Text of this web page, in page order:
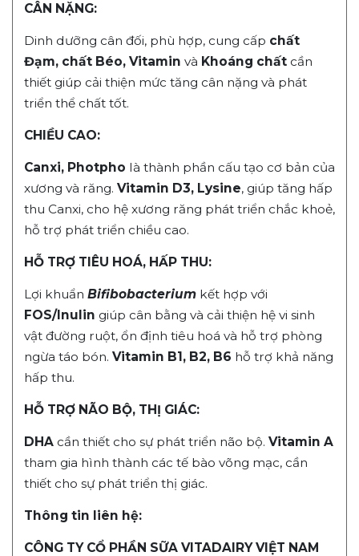
CÂN NẶNG:
Dinh dưỡng cân đối, phù hợp, cung cấp chất
Đạm, chất Béo, Vitamin và Khoáng chất cần
thiết giúp cải thiện mức tăng cân nặng và phát
triển thể chất tốt.
CHIỀU CAO:
Canxi, Photpho là thành phần cấu tạo cơ bản của
xương và răng. Vitamin D3, Lysine, giúp tăng hấp
thu Canxi, cho hệ xương răng phát triển chắc khoẻ,
hỗ trợ phát triển chiều cao.
HỖ TRỢ TIÊU HOÁ, HẤP THU:
Lợi khuẩn Bifibobacterium kết hợp với
FOS/Inulin giúp cân bằng và cải thiện hệ vi sinh
vật đường ruột, ổn định tiêu hoá và hỗ trợ phòng
ngừa táo bón. Vitamin B1, B2, B6 hỗ trợ khả năng
hấp thu.
HỖ TRỢ NÃO BỘ, THỊ GIÁC:
DHA cần thiết cho sự phát triển não bộ. Vitamin A
tham gia hình thành các tế bào võng mạc, cần
thiết cho sự phát triển thị giác.
Thông tin liên hệ:
CÔNG TY CỔ PHẦN SỮA VITADAIRY VIỆT NAM